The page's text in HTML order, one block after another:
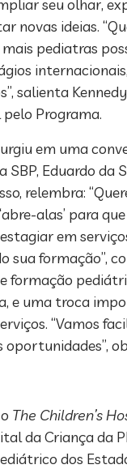
seu olhar,
novas ideias.
pediatras
salienta
Programa.
em uma
Eduardo da
relembra:
alas’ para
em
sua formação”,
formação
e uma troca
“Vamos
The Children’s
da Criança da
dos